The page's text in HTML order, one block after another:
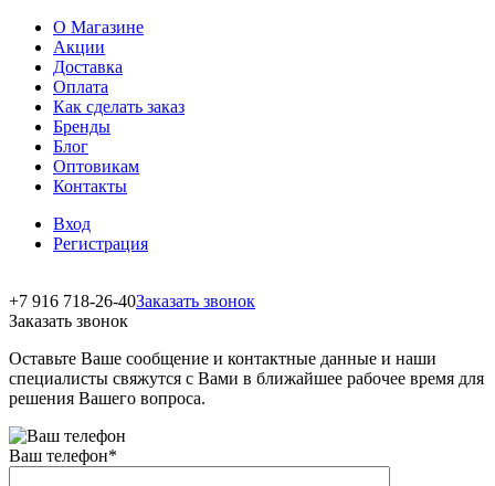
О Магазине
Акции
Доставка
Оплата
Как сделать заказ
Бренды
Блог
Оптовикам
Контакты
Вход
Регистрация
+7 916 718-26-40Заказать звонок
Заказать звонок
Оставьте Ваше сообщение и контактные данные и наши
специалисты свяжутся с Вами в ближайшее рабочее время для
решения Вашего вопроса.
Ваш телефон*